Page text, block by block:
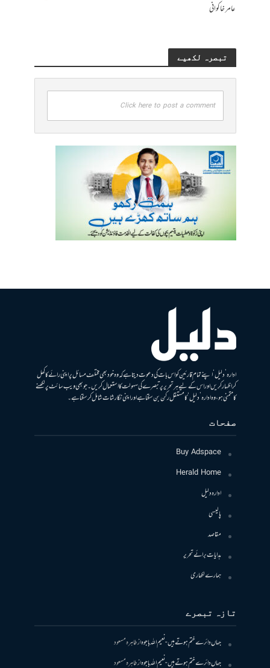
عامر خاکوانی
تبصرہ لکھیے
Click here to post a comment
ادارہ ’دلیل‘ اپنے تمام قارئین کو اس بات کی دعوت دیتا ہے کہ وہ خود بھی مختلف مسائل پر اپنی رائے کا کھل
کر اظہار کریں اور اس کے لیے ہر تحریر پر تبصرے کی سہولت کا استعمال کریں۔ جو بھی ویب سائٹ پر لکھنے
کا متمنی ہو، وہ ادارہ ’دلیل‘ کا مستقل رکن بن سکتا ہے اور اپنی نگارشات شامل کرسکتا ہے۔
صفحات
Buy Adspace
Herald Home
ادارہ دلیل
پالیسی
مقاصد
ہدایات برائے تحریر
ہمارے لکھاری
تازہ تبصرے
جہاں دائرے ختم ہوتے ہیں- نعیم اللہ باجوہازطاہرہ مسعود
جہاں دائرے ختم ہوتے ہیں- نعیم اللہ باجوہازطاہرہ مسعود